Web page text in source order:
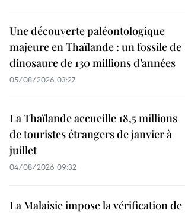
Une découverte paléontologique
majeure en Thaïlande : un fossile de
dinosaure de 130 millions d’années
05/08/2026 03:27
La Thaïlande accueille 18,5 millions
de touristes étrangers de janvier à
juillet
04/08/2026 09:32
La Malaisie impose la vérification de